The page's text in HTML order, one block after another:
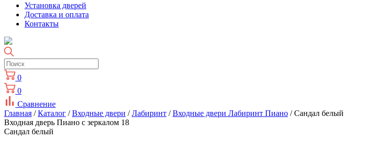
Установка дверей
Доставка и оплата
Контакты
0
0
Сравнение
Главная /Каталог /Входные двери /Лабиринт /Входные двери Лабиринт Пиано / Сандал белый
Входная дверь Пиано с зеркалом 18
Сандал белый